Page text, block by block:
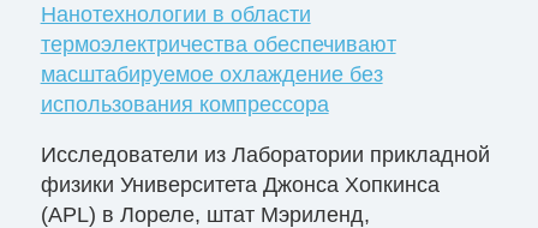
Нанотехнологии в области
термоэлектричества обеспечивают
масштабируемое охлаждение без
использования компрессора
Исследователи из Лаборатории прикладной
физики Университета Джонса Хопкинса
(APL) в Лореле, штат Мэриленд,